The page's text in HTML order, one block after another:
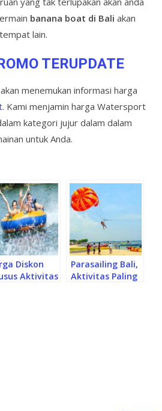
banana boat di Bali akan
lain.
TERUPDATE
menemukan informasi harga
. Kami menjamin harga Watersport
kategori jujur dalam dalam
untuk Anda.
Diskon
Aktivitas
Parasailing Bali,
Aktivitas Paling